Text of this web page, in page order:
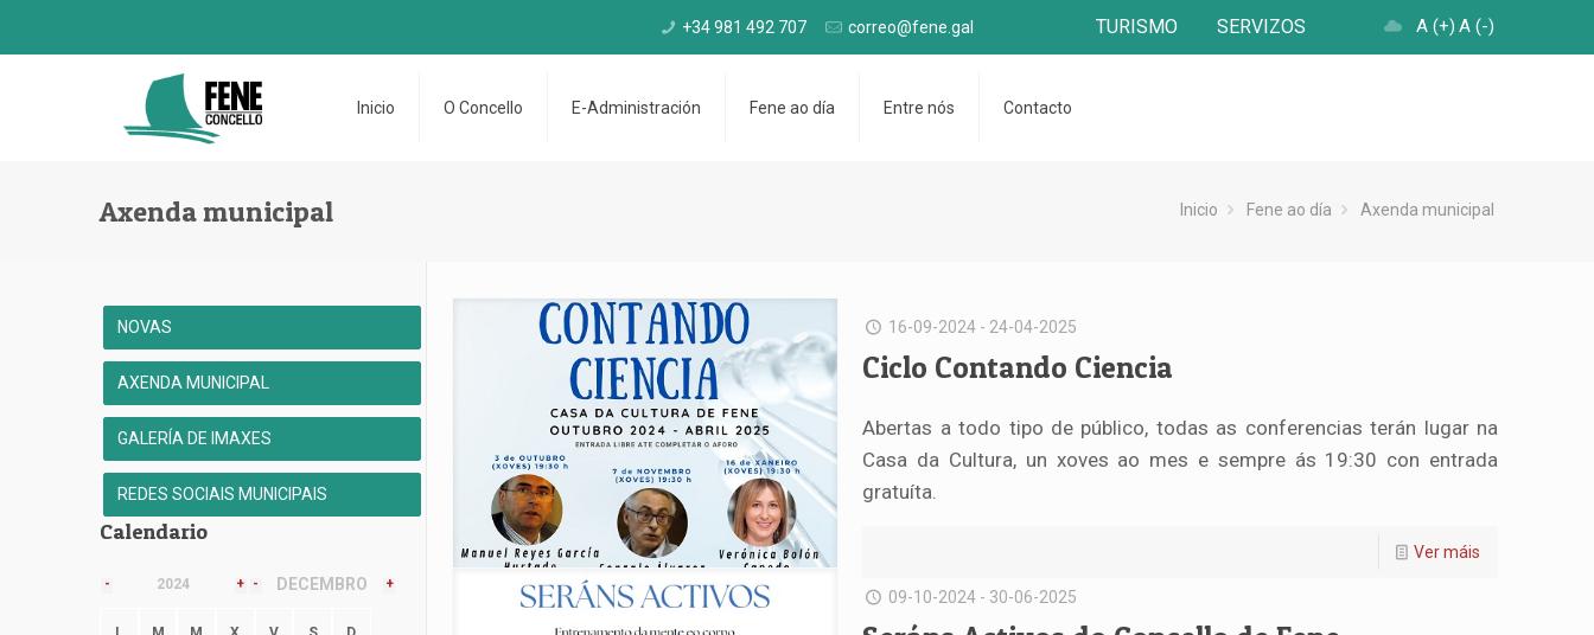
+34 981 492 707 correo@fene.gal TURISMO SERVIZOS A (+) A (-)
Inicio O Concello E-Administración Fene ao día Entre nós Contacto
Axenda municipal Inicio Fene ao día Axenda municipal
16-09-2024 - 24-04-2025
Ciclo Contando Ciencia
Abertas a todo tipo de público, todas as conferencias terán lugar na
Casa da Cultura, un xoves ao mes e sempre ás 19:30 con entrada
gratuíta.
Ver máis
09-10-2024 - 30-06-2025
NOVAS
AXENDA MUNICIPAL
GALERÍA DE IMAXES
REDES SOCIAIS MUNICIPAIS
Calendario
- 2024 + - DECEMBRO +